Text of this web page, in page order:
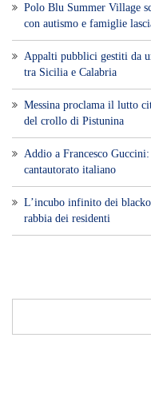
Polo Blu Summer Village
con autismo e famiglie
Appalti pubblici gestiti da
tra Sicilia e Calabria
Messina proclama il lutto
del crollo di Pistunina
Addio a Francesco
cantautorato italiano
L’incubo infinito dei
rabbia dei residenti